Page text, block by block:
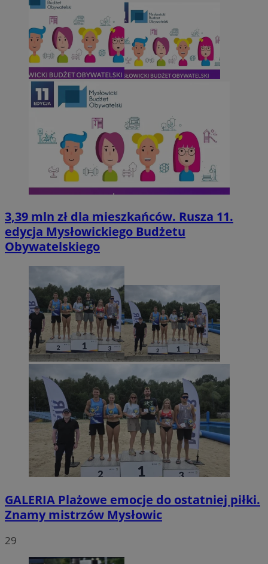
3,39 mln zł dla mieszkańców. Rusza 11.
edycja Mysłowickiego Budżetu
Obywatelskiego
GALERIA Plażowe emocje do ostatniej piłki.
Znamy mistrzów Mysłowic
29